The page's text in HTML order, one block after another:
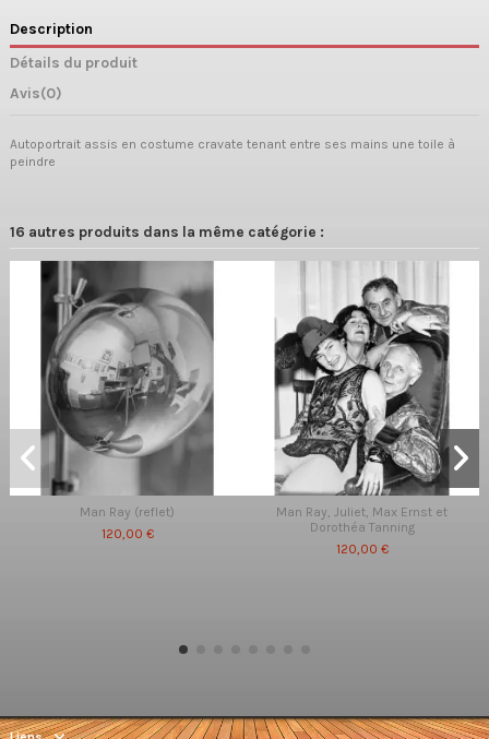
Description
Détails du produit
Avis(0)
Autoportrait assis en costume cravate tenant entre ses mains une toile à
peindre
16 autres produits dans la même catégorie :
Man Ray (reflet)
120,00 €
Man Ray, Juliet, Max Ernst et
Dorothéa Tanning
120,00 €